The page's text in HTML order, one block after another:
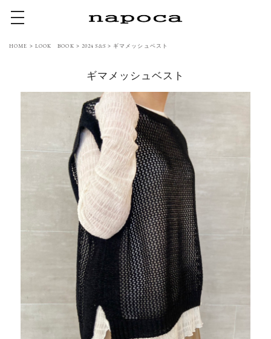
toggle navigation
HOME > LOOK BOOK > 2024 S&S> ギマメッシュベスト
ギマメッシュベスト